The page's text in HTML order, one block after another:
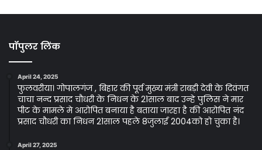
पॉपुलर लिंक
April 24, 2025
फुलवरीया। गोपालगंज , बिहार की पूर्व मुख्य मंत्री राबड़ी देवी के दिवंगत
चाचा नन्द प्रसाद चौधरी के निधन के 21साल बाद उन्हे पुलिस ने मार
पीट के मामले मे आरोपित बनाया है बताया जारहा है की आरोपित नंद
प्रसाद चौधरी का निधन 21साल पहले 8जुलाई 2004को हो चुका है।
April 27, 2025